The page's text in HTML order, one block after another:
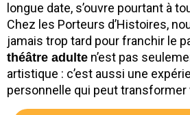
longue date, s’ouvre pourtant à
Chez les Porteurs d’Histoires,
jamais trop tard pour franchir le
théâtre adulte n’est pas
artistique : c’est aussi une
personnelle qui peut transformer